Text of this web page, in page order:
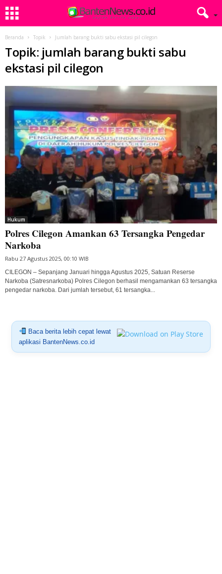
Beranda Topik Jumlah barang bukti sabu ekstasi pil cilegon
Topik: jumlah barang bukti sabu
ekstasi pil cilegon
Hukum
Polres Cilegon Amankan 63 Tersangka Pengedar
Narkoba
Rabu 27 Agustus 2025, 00:10 WIB
CILEGON – Sepanjang Januari hingga Agustus 2025, Satuan Reserse
Narkoba (Satresnarkoba) Polres Cilegon berhasil mengamankan 63 tersangka
pengedar narkoba. Dari jumlah tersebut, 61 tersangka...
Baca berita lebih cepat lewat
aplikasi BantenNews.co.id